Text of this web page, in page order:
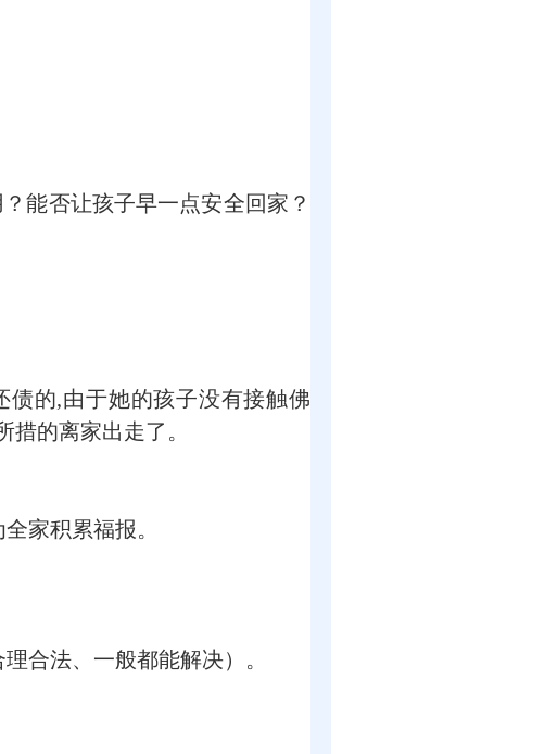
能否让孩子早一点安全回家？
的,由于她的孩子没有接触佛
的离家出走了。
家积累福报。
合法、一般都能解决）。